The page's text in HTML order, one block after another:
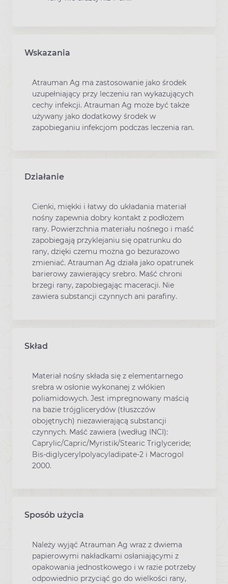
Wskazania
Atrauman Ag ma zastosowanie jako środek
uzupełniający przy leczeniu ran wykazujących
cechy infekcji. Atrauman Ag może być także
używany jako dodatkowy środek w
zapobieganiu infekcjom podczas leczenia ran.
Działanie
Cienki, miękki i łatwy do układania materiał
nośny zapewnia dobry kontakt z podłożem
rany. Powierzchnia materiału nośnego i maść
zapobiegają przyklejaniu się opatrunku do
rany, dzięki czemu można go bezurazowo
zmieniać. Atrauman Ag działa jako opatrunek
barierowy zawierający srebro. Maść chroni
brzegi rany, zapobiegając maceracji. Nie
zawiera substancji czynnych ani parafiny.
Skład
Materiał nośny składa się z elementarnego
srebra w osłonie wykonanej z włókien
poliamidowych. Jest impregnowany maścią
na bazie trójglicerydów (tłuszczów
obojętnych) niezawierającą substancji
czynnych. Maść zawiera (według INCI):
Caprylic/Capric/Myristik/Stearic Triglyceride;
Bis-diglycerylpolyacyladipate-2 i Macrogol
2000.
Sposób użycia
Należy wyjąć Atrauman Ag wraz z dwiema
papierowymi nakładkami osłaniającymi z
opakowania jednostkowego i w razie potrzeby
odpowiednio przyciąć go do wielkości rany,